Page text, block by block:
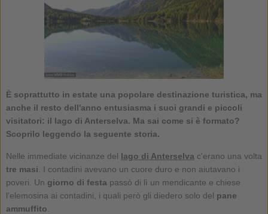
È soprattutto in estate una popolare destinazione turistica, ma
anche il resto dell'anno entusiasma i suoi grandi e piccoli
visitatori: il lago di Anterselva. Ma sai come si è formato?
Scoprilo leggendo la seguente storia.
Nelle immediate vicinanze del lago di Anterselva c'erano una volta
tre masi . I contadini avevano un cuore duro e non aiutavano i
poveri. Un giorno di festa passò di lì un mendicante e chiese
l'elemosina ai contadini, i quali però gli diedero solo del pane
ammuffito